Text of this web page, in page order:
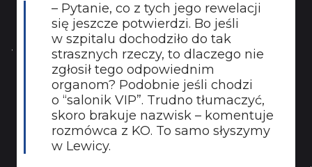
MILITARIA
OPINIA
KONTAKT
– Pytanie, co z tych jego rewelacji
się jeszcze potwierdzi. Bo jeśli
w szpitalu dochodziło do tak
strasznych rzeczy, to dlaczego nie
zgłosił tego odpowiednim
organom? Podobnie jeśli chodzi
o “salonik VIP”. Trudno tłumaczyć,
skoro brakuje nazwisk – komentuje
rozmówca z KO. To samo słyszymy
w Lewicy.